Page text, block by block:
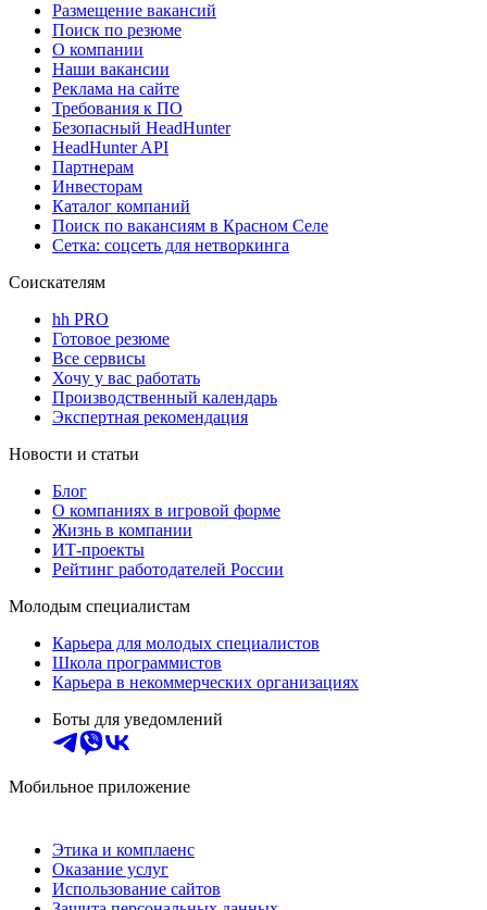
Размещение вакансий
Поиск по резюме
О компании
Наши вакансии
Реклама на сайте
Требования к ПО
Безопасный HeadHunter
HeadHunter API
Партнерам
Инвесторам
Каталог компаний
Поиск по вакансиям в Красном Селе
Сетка: соцсеть для нетворкинга
Соискателям
hh PRO
Готовое резюме
Все сервисы
Хочу у вас работать
Производственный календарь
Экспертная рекомендация
Новости и статьи
Блог
О компаниях в игровой форме
Жизнь в компании
ИТ-проекты
Рейтинг работодателей России
Молодым специалистам
Карьера для молодых специалистов
Школа программистов
Карьера в некоммерческих организациях
Боты для уведомлений
Мобильное приложение
Этика и комплаенс
Оказание услуг
Использование сайтов